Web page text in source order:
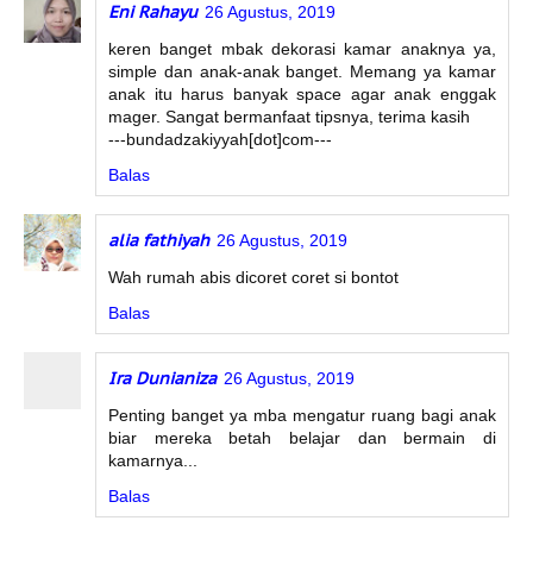
Eni Rahayu 26 Agustus, 2019
keren banget mbak dekorasi kamar anaknya ya,
simple dan anak-anak banget. Memang ya kamar
anak itu harus banyak space agar anak enggak
mager. Sangat bermanfaat tipsnya, terima kasih
---bundadzakiyyah[dot]com---
Balas
alia fathiyah 26 Agustus, 2019
Wah rumah abis dicoret coret si bontot
Balas
Ira Dunianiza 26 Agustus, 2019
Penting banget ya mba mengatur ruang bagi anak
biar mereka betah belajar dan bermain di
kamarnya...
Balas